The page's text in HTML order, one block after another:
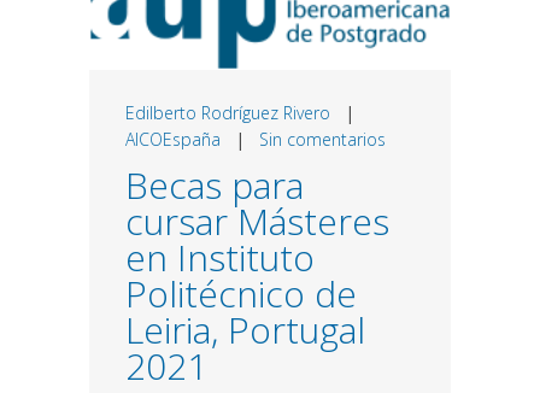
Edilberto Rodríguez Rivero |
AICOEspaña | Sin comentarios
Becas para
cursar Másteres
en Instituto
Politécnico de
Leiria, Portugal
2021